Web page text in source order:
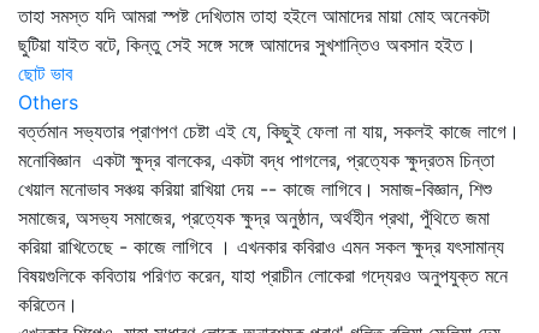
তাহা সমস্ত যদি আমরা স্পষ্ট দেখিতাম তাহা হইলে আমাদের মায়া মোহ অনেকটা
ছুটিয়া যাইত বটে, কিন্তু সেই সঙ্গে সঙ্গে আমাদের সুখশান্তিও অবসান হইত।
ছোট ভাব
Others
বর্ত্তমান সভ্যতার প্রাণপণ চেষ্টা এই যে, কিছুই ফেলা না যায়, সকলই কাজে লাগে।
মনোবিজ্ঞান একটা ক্ষুদ্র বালকের, একটা বদ্ধ পাগলের, প্রত্যেক ক্ষুদ্রতম চিন্তা
খেয়াল মনোভাব সঞ্চয় করিয়া রাখিয়া দেয় -- কাজে লাগিবে। সমাজ-বিজ্ঞান, শিশু
সমাজের, অসভ্য সমাজের, প্রত্যেক ক্ষুদ্র অনুষ্ঠান, অর্থহীন প্রথা, পুঁথিতে জমা
করিয়া রাখিতেছে - কাজে লাগিবে । এখনকার কবিরাও এমন সকল ক্ষুদ্র যৎসামান্য
বিষয়গুলিকে কবিতায় পরিণত করেন, যাহা প্রাচীন লোকেরা গদ্যেরও অনুপযুক্ত মনে
করিতেন।